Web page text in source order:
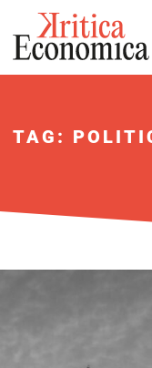
TAG: